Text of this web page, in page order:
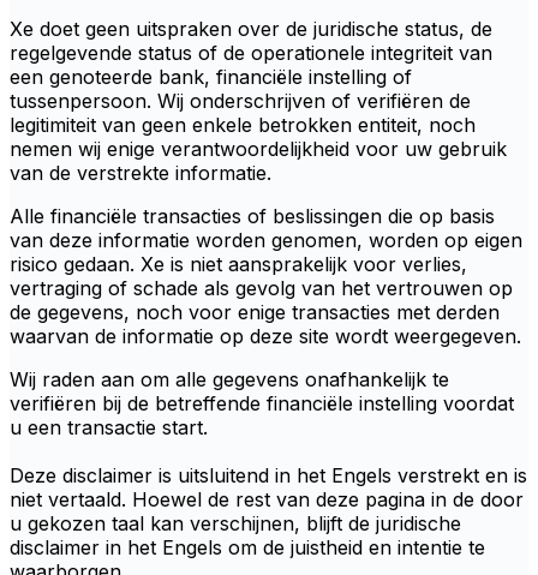
Xe doet geen uitspraken over de juridische status, de
regelgevende status of de operationele integriteit van
een genoteerde bank, financiële instelling of
tussenpersoon. Wij onderschrijven of verifiëren de
legitimiteit van geen enkele betrokken entiteit, noch
nemen wij enige verantwoordelijkheid voor uw gebruik
van de verstrekte informatie.
Alle financiële transacties of beslissingen die op basis
van deze informatie worden genomen, worden op eigen
risico gedaan. Xe is niet aansprakelijk voor verlies,
vertraging of schade als gevolg van het vertrouwen op
de gegevens, noch voor enige transacties met derden
waarvan de informatie op deze site wordt weergegeven.
Wij raden aan om alle gegevens onafhankelijk te
verifiëren bij de betreffende financiële instelling voordat
u een transactie start.
Deze disclaimer is uitsluitend in het Engels verstrekt en is
niet vertaald. Hoewel de rest van deze pagina in de door
u gekozen taal kan verschijnen, blijft de juridische
disclaimer in het Engels om de juistheid en intentie te